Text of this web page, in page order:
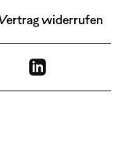
widerrufen